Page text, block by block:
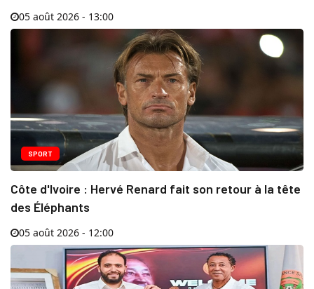
05 août 2026 - 13:00
SPORT
Côte d'Ivoire : Hervé Renard fait son retour à la tête
des Éléphants
05 août 2026 - 12:00